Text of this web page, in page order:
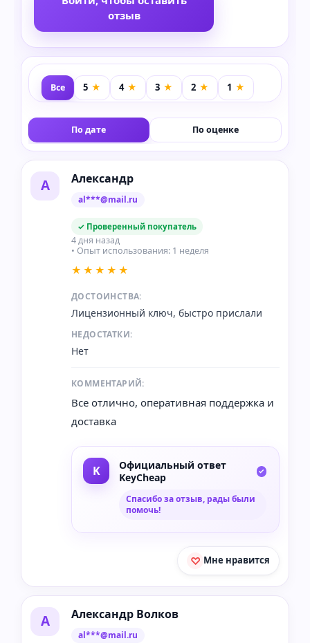
отзыв
Все
По дате По оценке
А Александр
al***@mail.ru
✓ Проверенный покупатель
4 дня назад
• Опыт использования: 1 неделя
★★★★★
ДОСТОИНСТВА:
Лицензионный ключ, быстро прислали
НЕДОСТАТКИ:
Нет
КОММЕНТАРИЙ:
Все отлично, оперативная поддержка и
доставка
Официальный ответ
KeyCheap
Спасибо за отзыв, рады были
помочь!
Мне нравится
А Александр Волков
al***@mail.ru